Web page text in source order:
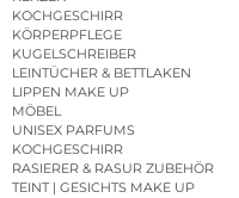
KOCHGESCHIRR
KÖRPERPFLEGE
KUGELSCHREIBER
LEINTÜCHER & BETTLAKEN
LIPPEN MAKE UP
MÖBEL
UNISEX PARFUMS
KOCHGESCHIRR
RASIERER & RASUR ZUBEHÖR
TEINT | GESICHTS MAKE UP